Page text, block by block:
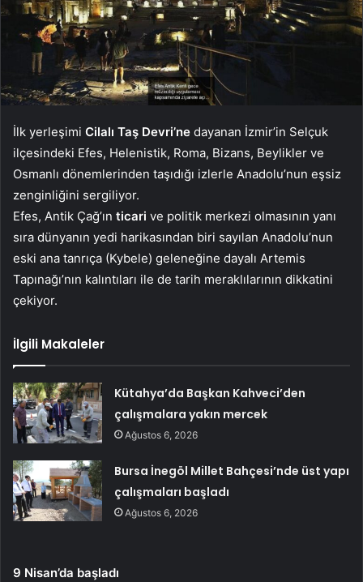
İlk yerleşimi Cilalı Taş Devri’ne dayanan İzmir’in Selçuk
ilçesindeki Efes, Helenistik, Roma, Bizans, Beylikler ve
Osmanlı dönemlerinden taşıdığı izlerle Anadolu’nun eşsiz
zenginliğini sergiliyor.
Efes, Antik Çağ’ın ticari ve politik merkezi olmasının yanı
sıra dünyanın yedi harikasından biri sayılan Anadolu’nun
eski ana tanrıça (Kybele) geleneğine dayalı Artemis
Tapınağı’nın kalıntıları ile de tarih meraklılarının dikkatini
çekiyor.
İlgili Makaleler
Kütahya’da Başkan Kahveci’den
çalışmalara yakın mercek
Ağustos 6, 2026
Bursa İnegöl Millet Bahçesi’nde üst yapı
çalışmaları başladı
Ağustos 6, 2026
9 Nisan’da başladı